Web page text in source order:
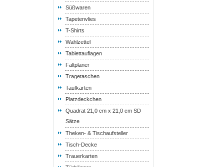
Süßwaren
Tapetenvlies
T-Shirts
Wahlzettel
Tablettauflagen
Faltplaner
Tragetaschen
Taufkarten
Platzdeckchen
Quadrat 21,0 cm x 21,0 cm SD
Sätze
Theken- & Tischaufsteller
Tisch-Decke
Trauerkarten